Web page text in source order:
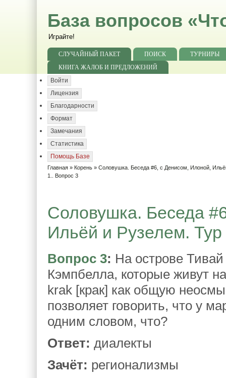
База вопросов
Играйте!
СЛУЧАЙНЫЙ ПАКЕТ ПОИСК
ТУРНИРЫ
КНИГА ЖАЛОБ И ПРЕДЛОЖЕНИЙ
Войти
Лицензия
Благодарности
Формат
Замечания
Статистика
Помощь Базе
Главная » Корень » Соловушка. Беседа #6, с Денисом, Илоной,
1.. Вопрос 3
Соловушка. Беседа
Ильёй и Рузелем.
Вопрос 3: На острове
Кэмпбелла, которые живут
krak [крак] как общую
позволяет говорить, что у
одним словом, что?
Ответ: диалекты
Зачёт: регионализмы